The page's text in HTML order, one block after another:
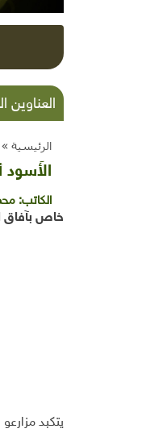
العناوين
الرئيسية »
الأَسود
الكاتب:
خاص بآفاق
يتكبد